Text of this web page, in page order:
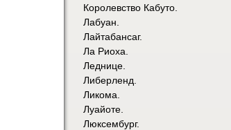
Королевство Кабуто.
Лабуан.
Лайтабансаг.
Ла Риоха.
Леднице.
Либерленд.
Ликома.
Луайоте.
Люксембург.